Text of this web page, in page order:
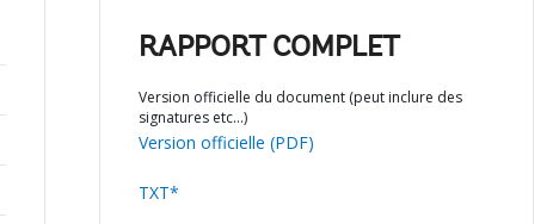
RAPPORT COMPLET
Version officielle du document (peut inclure des
signatures etc…)
Version officielle (PDF)
TXT*